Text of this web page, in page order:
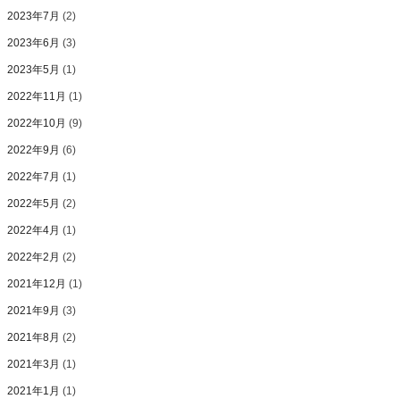
2023年7月 (2)
2023年6月 (3)
2023年5月 (1)
2022年11月 (1)
2022年10月 (9)
2022年9月 (6)
2022年7月 (1)
2022年5月 (2)
2022年4月 (1)
2022年2月 (2)
2021年12月 (1)
2021年9月 (3)
2021年8月 (2)
2021年3月 (1)
2021年1月 (1)